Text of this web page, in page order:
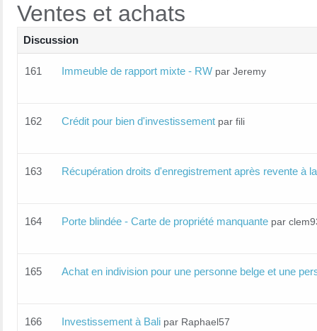
Ventes et achats
Discussion
161 Immeuble de rapport mixte - RW par Jeremy
162 Crédit pour bien d'investissement par fili
163 Récupération droits d'enregistrement après revente à
164 Porte blindée - Carte de propriété manquante par
165 Achat en indivision pour une personne belge et une
166 Investissement à Bali par Raphael57